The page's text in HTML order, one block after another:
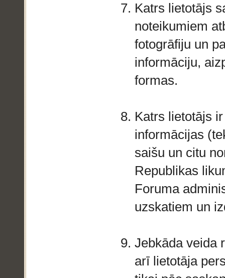
Katrs lietotājs
noteikumiem
fotogrāfiju un
informāciju,
formas.
Katrs lietotājs
informācijas
saišu un citu
Republikas
Foruma
uzskatiem un
Jebkāda veida
arī lietotāja